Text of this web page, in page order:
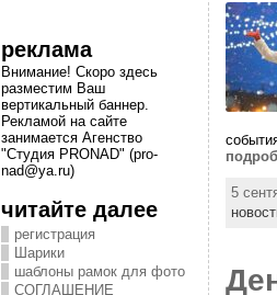
реклама
Внимание! Скоро здесь
разместим Ваш
вертикальный баннер.
Рекламой на сайте
занимается Агенство
"Студия PRONAD" (pro-
nad@ya.ru)
читайте далее
регистрация
Шарики
шаблоны рамок для фото
СОГЛАШЕНИЕ
5